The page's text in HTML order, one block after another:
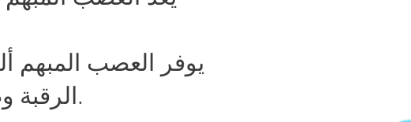
يوفر العصب المبهم
الرقبة وصولاً إلى القسم الثاني من القولون المستعرض.